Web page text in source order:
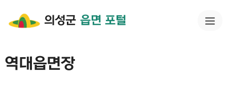
의성군 읍면 포털
역대읍면장